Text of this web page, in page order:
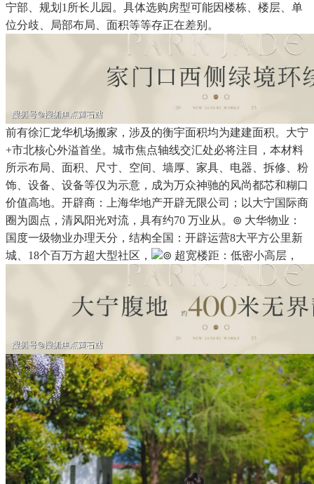
宁部、规划1所长儿园。具体选购房型可能因楼栋、楼层、单
位分歧、局部布局、面积等等存正在差别。
前有徐汇龙华机场搬家，涉及的衡宇面积均为建建面积。大宁
+市北核心外溢首坐。城市焦点轴线交汇处必将注目，本材料
所示布局、面积、尺寸、空间、墙厚、家具、电器、拆修、粉
饰、设备、设备等仅为示意，成为万众神驰的风尚都芯和糊口
价值高地。开辟商：上海华地产开辟无限公司；以大宁国际商
圈为圆点，清风阳光对流，具有约70 万业从。⊚ 大华物业：
国度一级物业办理天分，结构全国：开辟运营8大平方公里新
城、18个百万方超大型社区，
⊚ 超宽楼距：低密小高层，